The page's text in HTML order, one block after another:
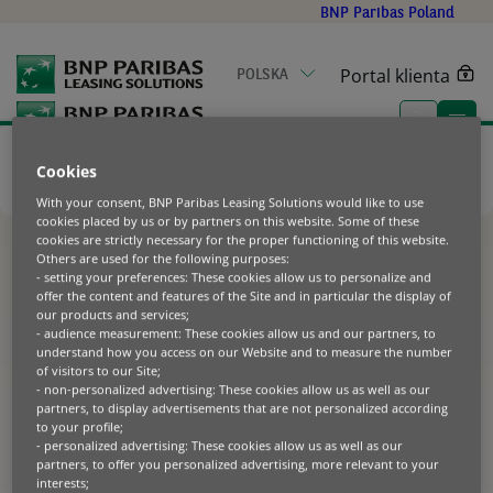
main
content
BNP Paribas Poland
POLSKA Portal klienta
Home|Kontakt
Zgłoszenie szkody MG
Zgłoszenie szkody MG
Szkodę należy zgłosić do Towarzystwa
Ubezpieczeniowego (TU).
Jeśli masz AC, zgłoś szkodę w Towarzystwie
Ubezpieczeniowym, w którym wykupiłeś polisę.
Szkodę OC, możesz zgłosić w swoim
Cookies
With your consent, BNP Paribas Leasing Solutions would like to use
cookies placed by us or by partners on this website. Some of these
cookies are strictly necessary for the proper functioning of this website.
Others are used for the following purposes:
- setting your preferences: These cookies allow us to personalize and
offer the content and features of the Site and in particular the display of
our products and services;
- audience measurement: These cookies allow us and our partners, to
understand how you access on our Website and to measure the number
of visitors to our Site;
- non-personalized advertising: These cookies allow us as well as our
partners, to display advertisements that are not personalized according
to your profile;
- personalized advertising: These cookies allow us as well as our
partners, to offer you personalized advertising, more relevant to your
interests;